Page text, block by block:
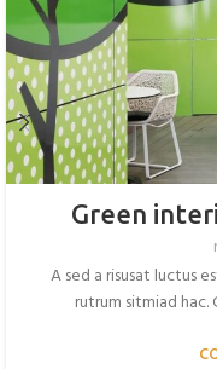
Green
A sed a risusat luctus
rutrum sitmiad hac.